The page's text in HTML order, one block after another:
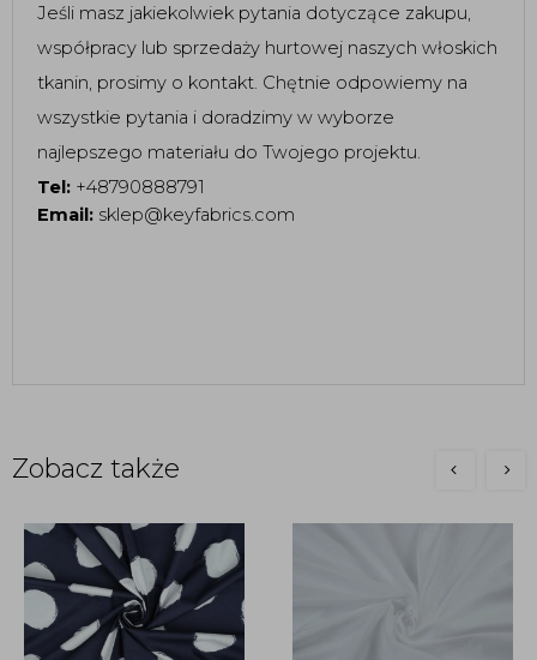
Jeśli masz jakiekolwiek pytania dotyczące zakupu,
współpracy lub sprzedaży hurtowej naszych włoskich
tkanin, prosimy o kontakt. Chętnie odpowiemy na
wszystkie pytania i doradzimy w wyborze
najlepszego materiału do Twojego projektu.
Tel: +48790888791
Email: sklep@keyfabrics.com
Zobacz także